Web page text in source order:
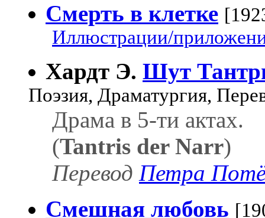
Смерть в клетке
Иллюстрации/
Хардт Э. Шут
Поэзия, Драматургия,
Драма в 5-ти актах.
(Tantris der Narr)
Перевод Петра
Смешная любовь